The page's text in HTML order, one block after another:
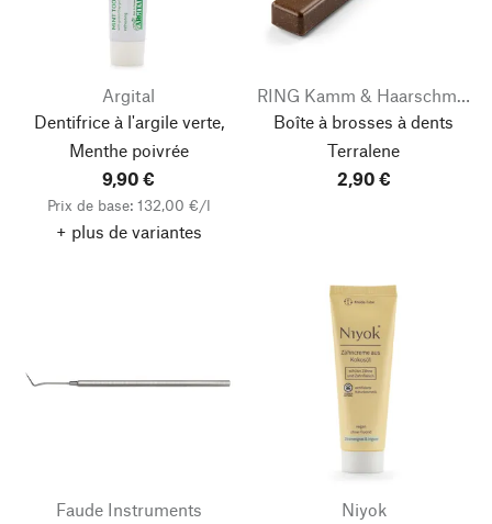
Argital
Dentifrice à l'argile verte,
Menthe poivrée
9,90 €
Prix de base: 132,00 €/l
+ plus de variantes
RING Kamm & Haarschmuck
Boîte à brosses à dents
Terralene
2,90 €
Faude Instruments
Niyok